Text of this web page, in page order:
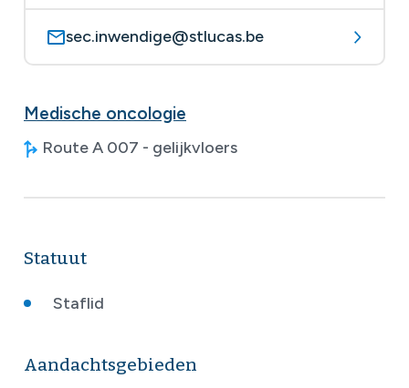
sec.inwendige@stlucas.be
Medische oncologie
Route A 007 - gelijkvloers
Statuut
Staflid
Aandachtsgebieden